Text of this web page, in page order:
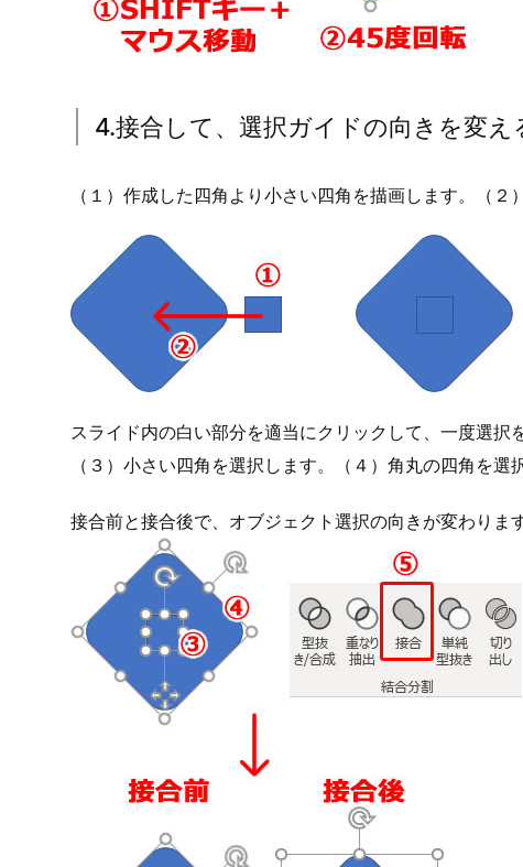
ます。
固定角度で回転しますので、（２)45度回転した状態でク
（１）作成した四角より小さい四角を描画します。（２
スライド内の白い部分を適当にクリックして、一度選択
接合前と接合後で、オブジェクト選択の向きが変わります